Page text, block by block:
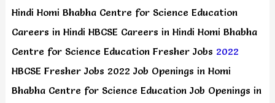
Hindi Homi Bhabha Centre for Science Education
Careers in Hindi HBCSE Careers in Hindi Homi Bhabha
Centre for Science Education Fresher Jobs 2022
HBCSE Fresher Jobs 2022 Job Openings in Homi
Bhabha Centre for Science Education Job Openings in